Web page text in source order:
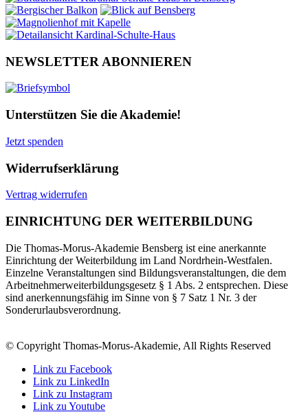
NEWSLETTER ABONNIEREN
Unterstützen Sie die Akademie!
Jetzt spenden
Widerrufserklärung
Vertrag widerrufen
EINRICHTUNG DER WEITERBILDUNG
Die Thomas-Morus-Akademie Bensberg ist eine anerkannte
Einrichtung der Weiterbildung im Land Nordrhein-Westfalen.
Einzelne Veranstaltungen sind Bildungsveranstaltungen, die dem
Arbeitnehmerweiterbildungsgesetz § 1 Abs. 2 entsprechen. Diese
sind anerkennungsfähig im Sinne von § 7 Satz 1 Nr. 3 der
Sonderurlaubsverordnung.
© Copyright Thomas-Morus-Akademie, All Rights Reserved
Link zu Facebook
Link zu LinkedIn
Link zu Instagram
Link zu Youtube